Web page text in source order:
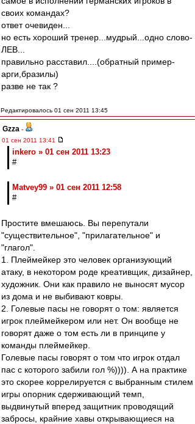
своих командах?
ответ очевиден...
но есть хороший тренер...мудрый...одно слово-
ЛЕВ...
правильно расставил....(обратный пример-
арги,бразилы)
разве не так ?
Редактировалось 01 сен 2011 13:45
Gzza -
01 сен 2011 13:41
inkero » 01 сен 2011 13:23
#
Matvey99 » 01 сен 2011 12:58
#
Простите вмешаюсь. Вы перепутали
"существительное", "прилагательное" и
"глагол".
1. Плеймейкер это человек организующий
атаку, в некотором роде креативщик, дизайнер,
художник. Они как правило не выносят мусор
из дома и не выбивают ковры.
2. Голевые пасы не говорят о том: является
игрок плеймейкером или нет. Он вообще не
говорят даже о том есть ли в принципе у
команды плеймейкер.
Голевые пасы говорят о том что игрок отдал
пас с которого забили гол %)))). А на практике
это скорее коррелируется с выбранным стилем
игры опорник сдерживающий темп,
выдвинутый вперед защитник проводящий
забросы, крайние хавы открывающиеся на